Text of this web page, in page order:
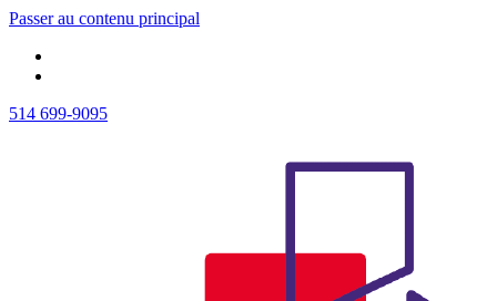
Passer au contenu principal
514 699-9095